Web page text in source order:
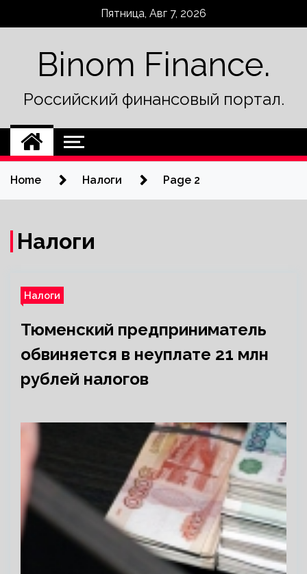
Пятница, Авг 7, 2026
Binom Finance.
Российский финансовый портал.
Home Налоги Page 2
Налоги
Налоги
Тюменский предприниматель
обвиняется в неуплате 21 млн
рублей налогов